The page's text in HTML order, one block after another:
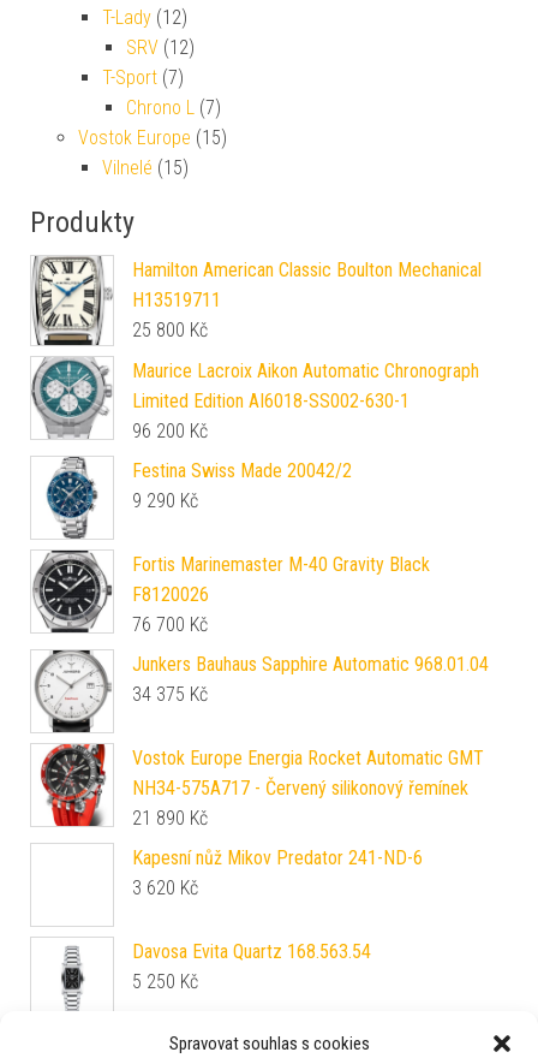
Spravovat souhlas s cookies
T-Lady (12)
SRV (12)
T-Sport (7)
Chrono L (7)
Vostok Europe (15)
Vilnelé (15)
Produkty
Hamilton American Classic Boulton Mechanical
H13519711
25 800 Kč
Maurice Lacroix Aikon Automatic Chronograph
Limited Edition AI6018-SS002-630-1
96 200 Kč
Festina Swiss Made 20042/2
9 290 Kč
Fortis Marinemaster M-40 Gravity Black
F8120026
76 700 Kč
Junkers Bauhaus Sapphire Automatic 968.01.04
34 375 Kč
Vostok Europe Energia Rocket Automatic GMT
NH34-575A717 - Červený silikonový řemínek
21 890 Kč
Kapesní nůž Mikov Predator 241-ND-6
3 620 Kč
Davosa Evita Quartz 168.563.54
5 250 Kč
Ball Engineer III Legend Arabic (40mm) COSC